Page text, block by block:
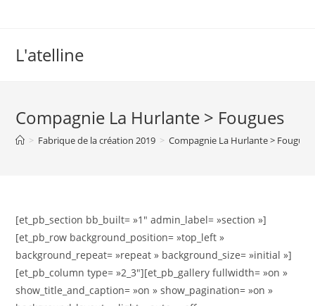
L'atelline
Compagnie La Hurlante > Fougues
> Fabrique de la création 2019 > Compagnie La Hurlante > Fougues
[et_pb_section bb_built= »1″ admin_label= »section »]
[et_pb_row background_position= »top_left »
background_repeat= »repeat » background_size= »initial »]
[et_pb_column type= »2_3″][et_pb_gallery fullwidth= »on »
show_title_and_caption= »on » show_pagination= »on »